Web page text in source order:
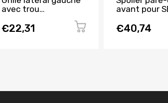
avec trou
antibrouillard pare-
chocs avant pour
SEAT IBIZA de 2008
€22,31
avant pour
IBIZA de
Neuf
€40,74